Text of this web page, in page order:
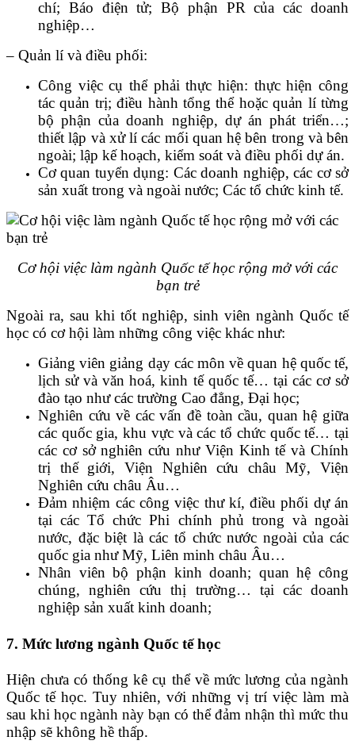
chí; Báo điện tử; Bộ phận PR của các doanh
nghiệp…
– Quản lí và điều phối:
Công việc cụ thể phải thực hiện: thực hiện công
tác quản trị; điều hành tổng thể hoặc quản lí từng
bộ phận của doanh nghiệp, dự án phát triển…;
thiết lập và xử lí các mối quan hệ bên trong và bên
ngoài; lập kế hoạch, kiểm soát và điều phối dự án.
Cơ quan tuyển dụng: Các doanh nghiệp, các cơ sở
sản xuất trong và ngoài nước; Các tổ chức kinh tế.
Cơ hội việc làm ngành Quốc tế học rộng mở với các
bạn trẻ
Ngoài ra, sau khi tốt nghiệp, sinh viên ngành Quốc tế
học có cơ hội làm những công việc khác như:
Giảng viên giảng dạy các môn về quan hệ quốc tế,
lịch sử và văn hoá, kinh tế quốc tế… tại các cơ sở
đào tạo như các trường Cao đẳng, Đại học;
Nghiên cứu về các vấn đề toàn cầu, quan hệ giữa
các quốc gia, khu vực và các tổ chức quốc tế… tại
các cơ sở nghiên cứu như Viện Kinh tế và Chính
trị thế giới, Viện Nghiên cứu châu Mỹ, Viện
Nghiên cứu châu Âu…
Đảm nhiệm các công việc thư kí, điều phối dự án
tại các Tổ chức Phi chính phủ trong và ngoài
nước, đặc biệt là các tổ chức nước ngoài của các
quốc gia như Mỹ, Liên minh châu Âu…
Nhân viên bộ phận kinh doanh; quan hệ công
chúng, nghiên cứu thị trường… tại các doanh
nghiệp sản xuất kinh doanh;
7. Mức lương ngành Quốc tế học
Hiện chưa có thống kê cụ thể về mức lương của ngành
Quốc tế học. Tuy nhiên, với những vị trí việc làm mà
sau khi học ngành này bạn có thể đảm nhận thì mức thu
nhập sẽ không hề thấp.